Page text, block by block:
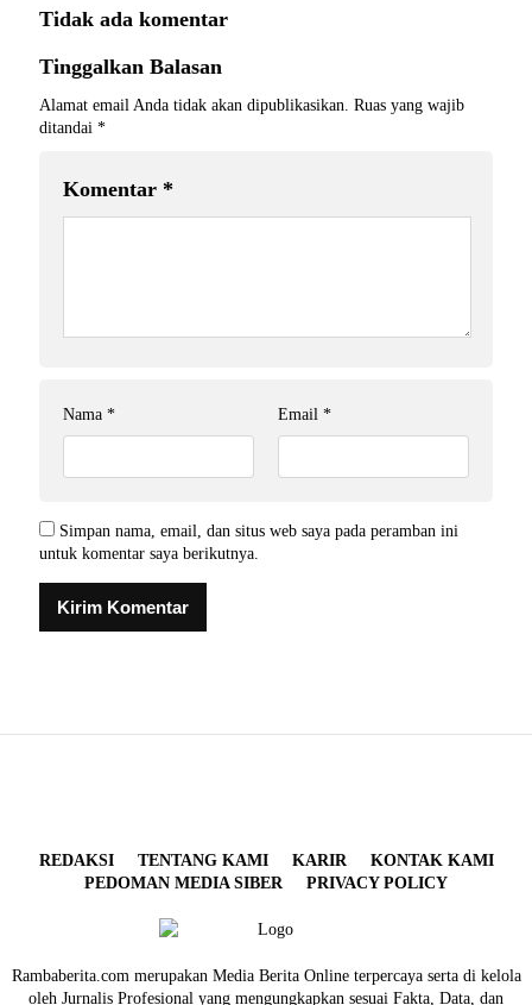
Tidak ada komentar
Tinggalkan Balasan
Alamat email Anda tidak akan dipublikasikan. Ruas yang wajib
ditandai *
Komentar *
Nama * Email *
Simpan nama, email, dan situs web saya pada peramban ini
untuk komentar saya berikutnya.
REDAKSI TENTANG KAMI KARIR
KONTAK KAMI
PEDOMAN MEDIA SIBER
PRIVACY POLICY
Rambaberita.com merupakan Media Berita Online terpercaya serta di kelola
oleh Jurnalis Profesional yang mengungkapkan sesuai Fakta, Data, dan